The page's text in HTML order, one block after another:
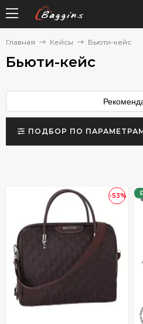
Главная Кейсы Бьюти-кейс
Бьюти-кейс
ПОДБОР ПО
-53%